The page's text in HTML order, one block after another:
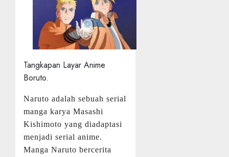
Tangkapan Layar Anime
Boruto.
Naruto adalah sebuah serial
manga karya Masashi
Kishimoto yang diadaptasi
menjadi serial anime.
Manga Naruto bercerita